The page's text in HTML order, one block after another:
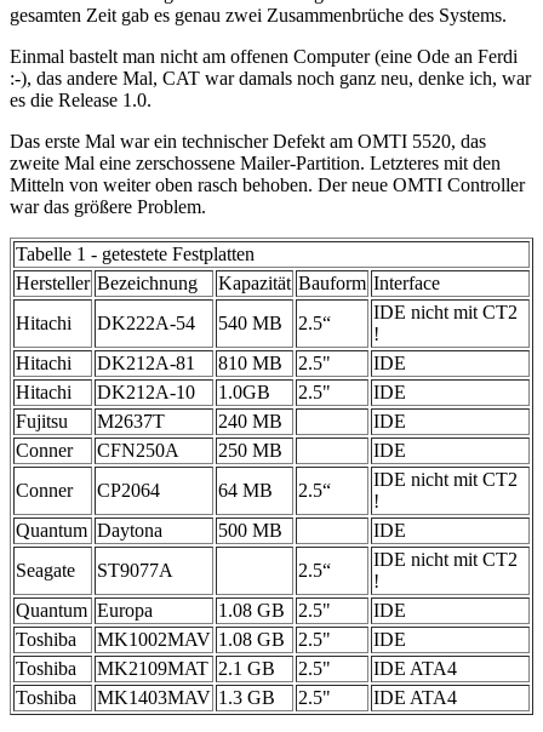
gesamten Zeit gab es genau zwei Zusammenbrüche des Systems.
Einmal bastelt man nicht am offenen Computer (eine Ode an Ferdi
:-), das andere Mal, CAT war damals noch ganz neu, denke ich, war
es die Release 1.0.
Das erste Mal war ein technischer Defekt am OMTI 5520, das
zweite Mal eine zerschossene Mailer-Partition. Letzteres mit den
Mitteln von weiter oben rasch behoben. Der neue OMTI Controller
war das größere Problem.
Tabelle 1 - getestete Festplatten
Hersteller Bezeichnung Kapazität Bauform Interface
Hitachi
DK222A-54 540 MB 2.5“
IDE nicht mit CT2
!
Hitachi
DK212A-81 810 MB 2.5"
IDE
Hitachi
DK212A-10 1.0GB 2.5"
IDE
Fujitsu
M2637T 240 MB
IDE
Conner
CFN250A 250 MB
IDE
Conner
CP2064 64 MB 2.5“
IDE nicht mit CT2
!
Quantum Daytona 500 MB
IDE
Seagate
ST9077A 2.5“
IDE nicht mit CT2
!
Quantum Europa 1.08 GB 2.5"
IDE
Toshiba
MK1002MAV 1.08 GB 2.5"
IDE
Toshiba
MK2109MAT 2.1 GB 2.5"
IDE ATA4
Toshiba
MK1403MAV 1.3 GB 2.5" IDE ATA4